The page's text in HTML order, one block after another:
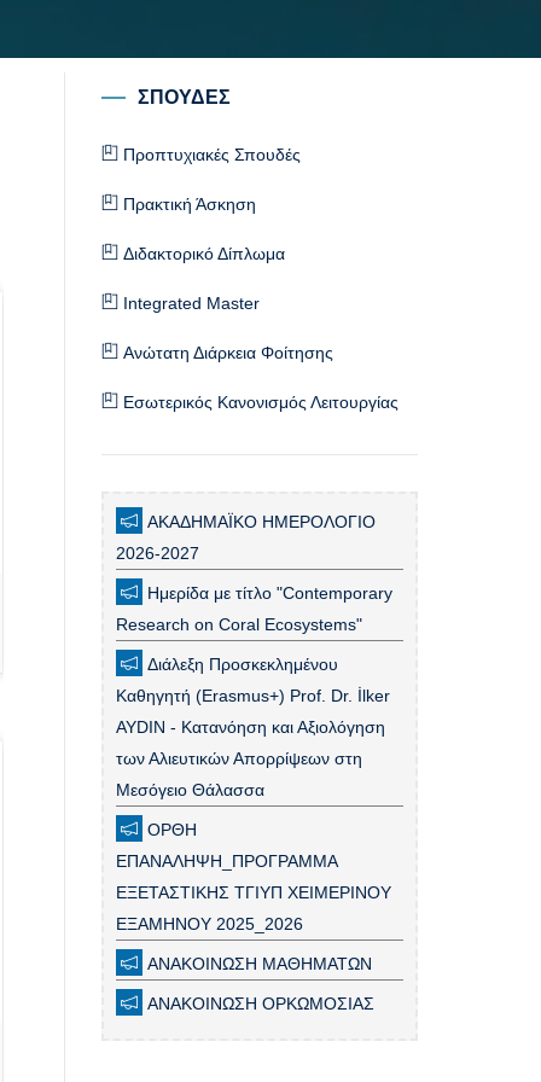
ΣΠΟΥΔΕΣ
Προπτυχιακές Σπουδές
Πρακτική Άσκηση
Διδακτορικό Δίπλωμα
Integrated Master
Ανώτατη Διάρκεια Φοίτησης
Εσωτερικός Κανονισμός Λειτουργίας
ΑΚΑΔΗΜΑΪΚΟ ΗΜΕΡΟΛΟΓΙΟ
2026-2027
Ημερίδα με τίτλο "Contemporary
Research on Coral Ecosystems"
Διάλεξη Προσκεκλημένου
Καθηγητή (Erasmus+) Prof. Dr. İlker
AYDIN - Κατανόηση και Αξιολόγηση
των Αλιευτικών Απορρίψεων στη
Μεσόγειο Θάλασσα
ΟΡΘΗ
ΕΠΑΝΑΛΗΨΗ_ΠΡΟΓΡΑΜΜΑ
ΕΞΕΤΑΣΤΙΚΗΣ ΤΓΙΥΠ ΧΕΙΜΕΡΙΝΟΥ
ΕΞΑΜΗΝΟΥ 2025_2026
ΑΝΑΚΟΙΝΩΣΗ ΜΑΘΗΜΑΤΩΝ
ΑΝΑΚΟΙΝΩΣΗ ΟΡΚΩΜΟΣΙΑΣ